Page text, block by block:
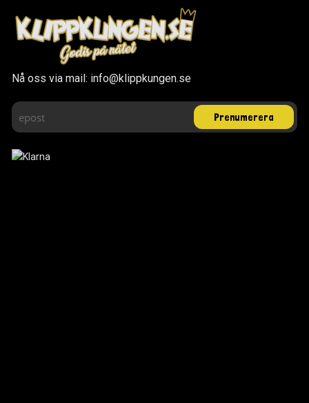
Nå oss via mail: info@klippkungen.se